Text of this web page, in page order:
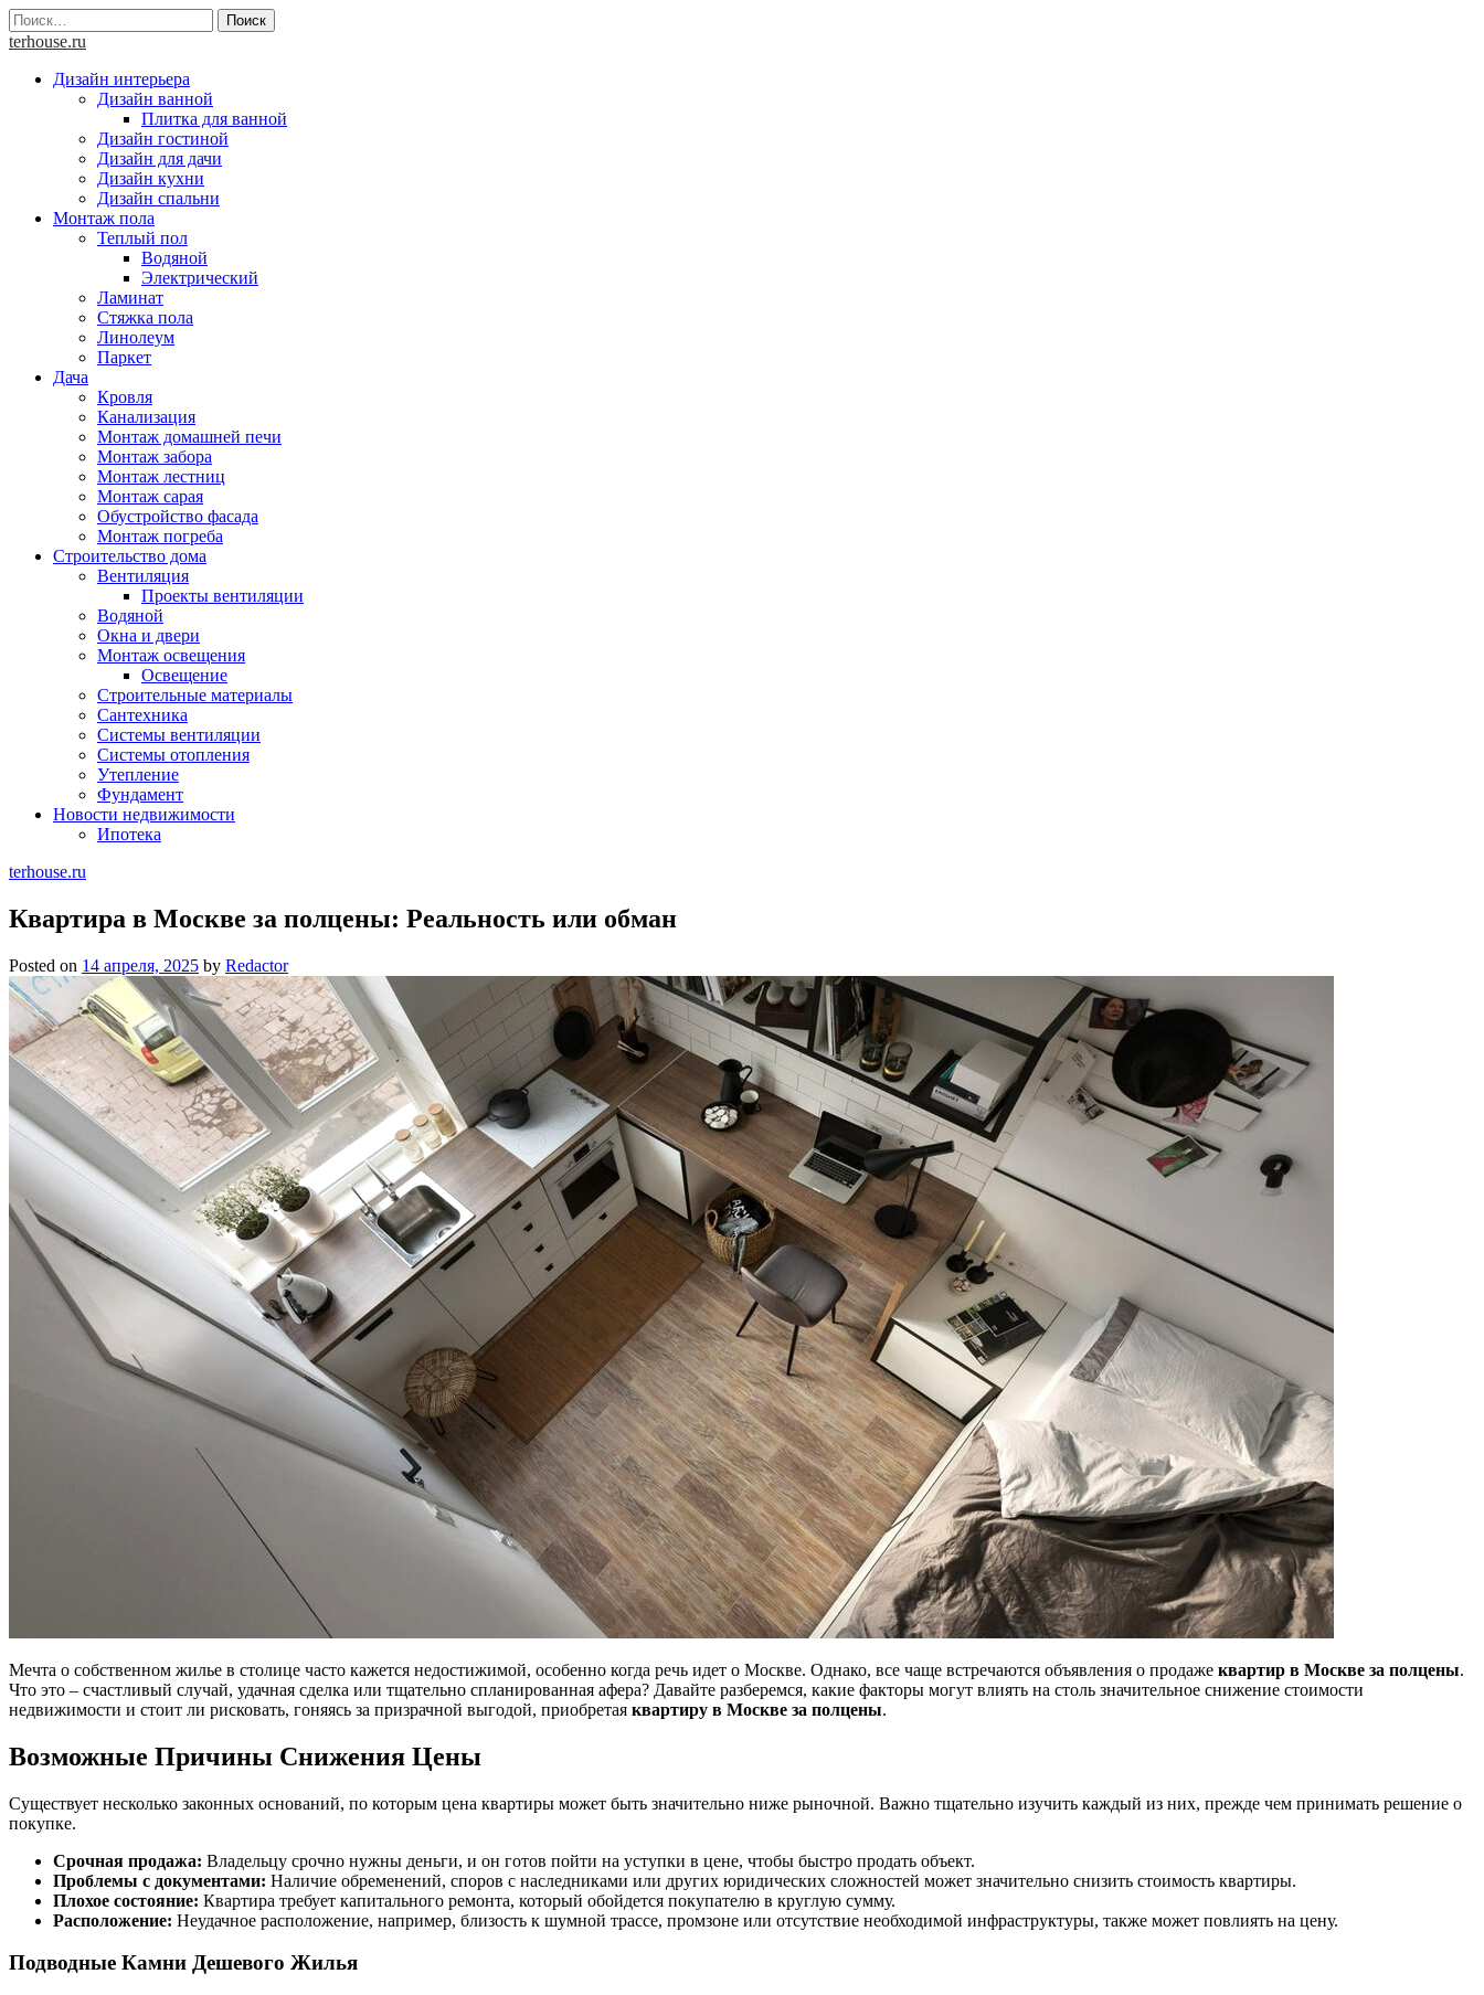
Skip
to
Найти:
terhouse.ru
Дизайн интерьера
Дизайн ванной
Плитка для ванной
Дизайн гостиной
Дизайн для дачи
Дизайн кухни
Дизайн спальни
Монтаж пола
Теплый пол
Водяной
Электрический
Ламинат
Стяжка пола
Линолеум
Паркет
Дача
Кровля
Канализация
Монтаж домашней печи
Монтаж забора
Монтаж лестниц
Монтаж сарая
Обустройство фасада
Монтаж погреба
Строительство дома
Вентиляция
Проекты вентиляции
Водяной
Окна и двери
Монтаж освещения
Освещение
Строительные материалы
Сантехника
Системы вентиляции
Системы отопления
Утепление
Фундамент
Новости недвижимости
Ипотека
terhouse.ru
Квартира в Москве за полцены: Реальность или обман
Posted on 14 апреля, 2025 by Redactor
Мечта о собственном жилье в столице часто кажется недостижимой, особенно когда речь идет о Москве. Однако, все чаще встречаются объявления о продаже квартир в Москве за полцены.
Что это – счастливый случай, удачная сделка или тщательно спланированная афера? Давайте разберемся, какие факторы могут влиять на столь значительное снижение стоимости
недвижимости и стоит ли рисковать, гоняясь за призрачной выгодой, приобретая квартиру в Москве за полцены.
Возможные Причины Снижения Цены
Существует несколько законных оснований, по которым цена квартиры может быть значительно ниже рыночной. Важно тщательно изучить каждый из них, прежде чем принимать решение о
покупке.
Срочная продажа: Владельцу срочно нужны деньги, и он готов пойти на уступки в цене, чтобы быстро продать объект.
Проблемы с документами: Наличие обременений, споров с наследниками или других юридических сложностей может значительно снизить стоимость квартиры.
Плохое состояние: Квартира требует капитального ремонта, который обойдется покупателю в круглую сумму.
Расположение: Неудачное расположение, например, близость к шумной трассе, промзоне или отсутствие необходимой инфраструктуры, также может повлиять на цену.
Подводные Камни Дешевого Жилья